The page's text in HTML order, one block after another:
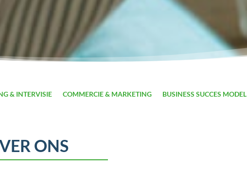
& INTERVISIE COMMERCIE & MARKETING BUSINESS SUCCES MODEL
ONS